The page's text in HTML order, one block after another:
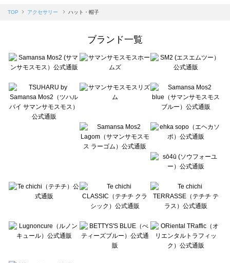
Samansa Mos2 blue（サマンサモスモス ブルー）のハット・帽子一覧
sō4ū（ソウフォーユー）のハット・帽子一覧
Te chichi（テチチ）のハット・帽子一覧
Te chichi CLASSIC（テチチ クラシック）のハット・帽子一覧
Lugnoncure（ルノンキュール）のハット・帽子一覧
BETTY'S BLUE（べティーズブルー）のハット・帽子一覧
Wpc.（ワールドパーティー）のハット・帽子一覧
TOP アクセサリー ハット・帽子
ブランド一覧